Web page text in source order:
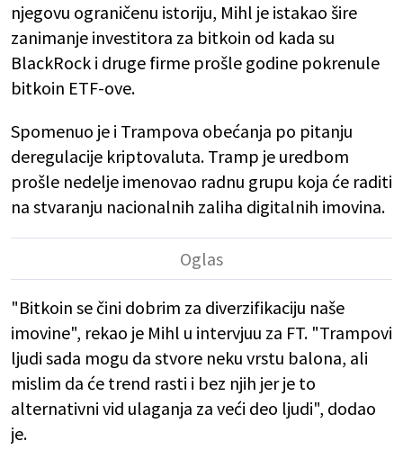
njegovu ograničenu istoriju, Mihl je istakao šire
zanimanje investitora za bitkoin od kada su
BlackRock i druge firme prošle godine pokrenule
bitkoin ETF-ove.
Spomenuo je i Trampova obećanja po pitanju
deregulacije kriptovaluta. Tramp je uredbom
prošle nedelje imenovao radnu grupu koja će raditi
na stvaranju nacionalnih zaliha digitalnih imovina.
"Bitkoin se čini dobrim za diverzifikaciju naše
imovine", rekao je Mihl u intervjuu za FT. "Trampovi
ljudi sada mogu da stvore neku vrstu balona, ali
mislim da će trend rasti i bez njih jer je to
alternativni vid ulaganja za veći deo ljudi", dodao
je.